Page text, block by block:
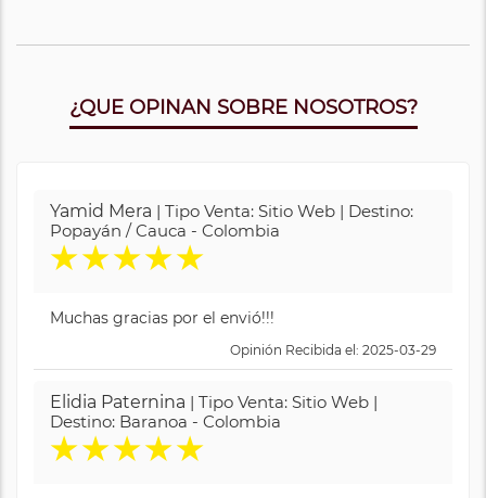
¿QUE OPINAN SOBRE NOSOTROS?
Yamid Mera | Tipo Venta: Sitio Web | Destino:
Popayán / Cauca - Colombia
★★★★★
Muchas gracias por el envió!!!
Opinión Recibida el: 2025-03-29
Elidia Paternina | Tipo Venta: Sitio Web |
Destino: Baranoa - Colombia
★★★★★